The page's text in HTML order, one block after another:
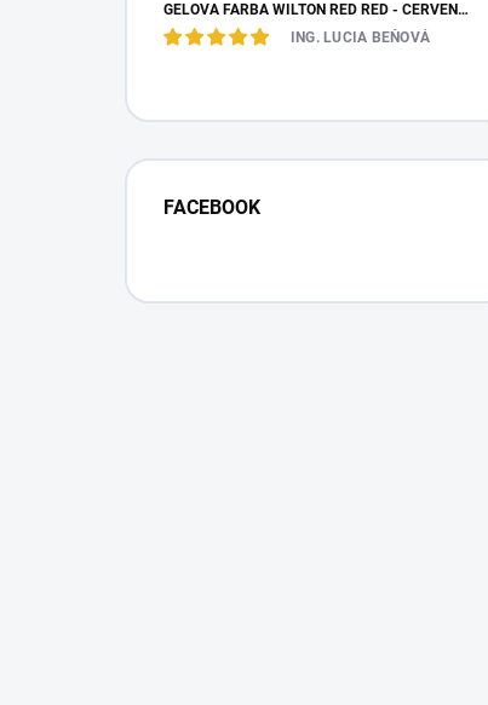
GÉLOVÁ FARBA WILTON RED RED - ČERVENÁ 28,35 G
ING. LUCIA BEŇOVÁ
FACEBOOK